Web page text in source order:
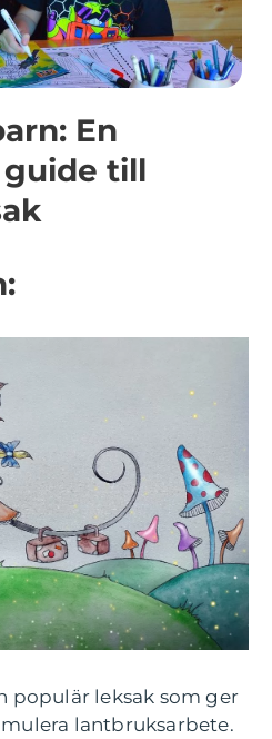
En
till
populär leksak som ger
lantbruksarbete.